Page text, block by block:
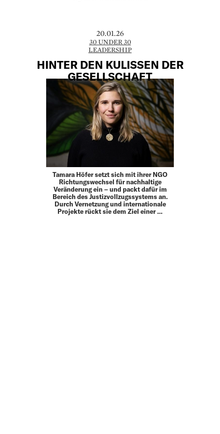
20.01.26
30 UNDER 30
LEADERSHIP
HINTER DEN KULISSEN DER
GESELLSCHAFT
Tamara Höfer setzt sich mit ihrer NGO
Richtungswechsel für nachhaltige
Veränderung ein – und packt dafür im
Bereich des Justizvollzugssystems an.
Durch Vernetzung und internationale
Projekte rückt sie dem Ziel einer …